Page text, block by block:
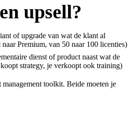
upsell?
of upgrade van wat de klant al
Premium, van 50 naar 100 licenties)
dienst of product naast wat de
strategy, je verkoopt ook training)
toolkit. Beide moeten je